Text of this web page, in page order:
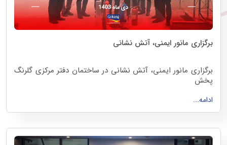
برگزاری مانور ایمنی، آتش نشانی
برگزاری مانور ایمنی، آتش نشانی در ساختمان دفتر مرکزی گلرنگ
پخش
دی ماه 1403
ادامه...